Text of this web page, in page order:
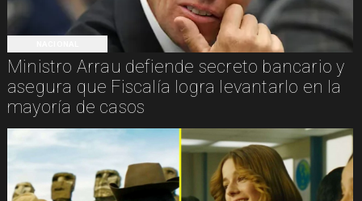
Ministro Arrau defiende secreto bancario y
asegura que Fiscalía logra levantarlo en la
mayoría de casos